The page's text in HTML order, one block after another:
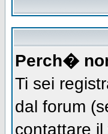
Perch�
Ti sei
dal forum
contattare